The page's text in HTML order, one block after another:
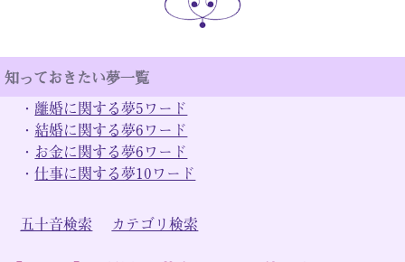
知っておきたい夢一覧
・ 離婚に関する夢5ワード
・ 結婚に関する夢6ワード
・ お金に関する夢6ワード
・仕事に関する夢10ワード
五十音検索 カテゴリ検索